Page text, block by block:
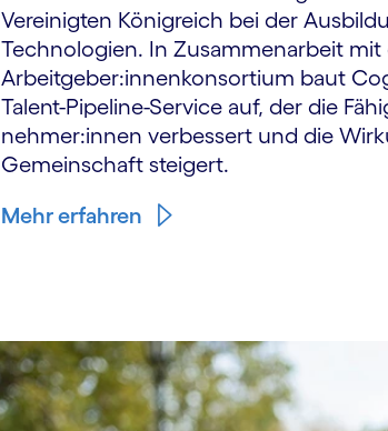
Vereinigten Königreich bei der
Technologien. In Zusammen­arbeit
Arbeit­geber:innen­konsor­tium baut
Talent-Pipeline-Service auf, der die
nehmer:innen verbessert und die
Gemein­schaft steigert.
Mehr erfahren